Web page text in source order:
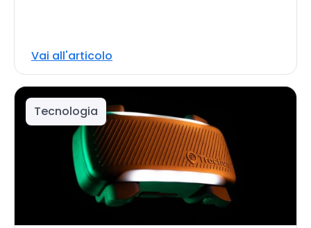
Vai all'articolo
Tecnologia